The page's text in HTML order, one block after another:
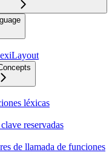
léxicas
reservadas
de llamada de funciones